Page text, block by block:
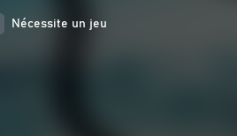
Nécessite un jeu